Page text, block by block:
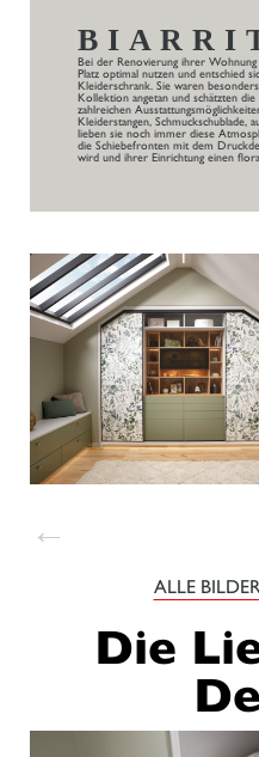
Bei der Renovierung ihrer
Platz optimal nutzen und entschied
Kleiderschrank. Sie waren
Kollektion angetan und schätzten
zahlreichen
Kleiderstangen, Schmuckschublade,
lieben sie noch immer diese
die Schiebefronten mit dem
wird und ihrer Einrichtung einen
←
ALLE
Die